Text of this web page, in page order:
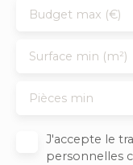
Budget max (€)
Surface min (m²)
Pièces min
J'accepte le
personnelles